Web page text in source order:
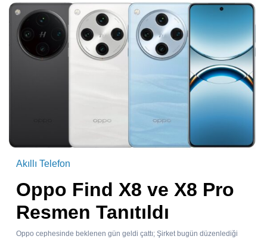
Akıllı Telefon
Oppo Find X8 ve X8 Pro
Resmen Tanıtıldı
Oppo cephesinde beklenen gün geldi çattı; Şirket bugün düzenlediği